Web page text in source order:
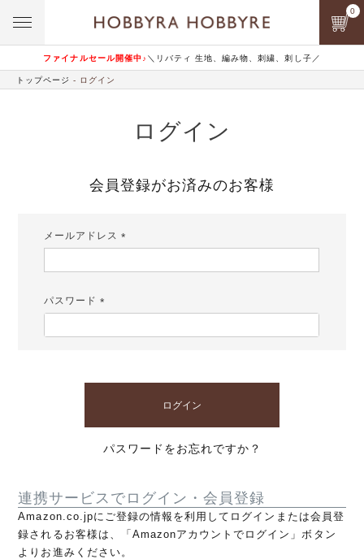
ファイナルセール開催中♪ ＼リバティ 生地、編み物、刺繍、刺し子／
0
トップページ ログイン
ログイン
会員登録がお済みのお客様
メールアドレス
パスワード
ログイン
パスワードをお忘れですか？
連携サービスでログイン・会員登録
Amazon.co.jpにご登録の情報を利用してログインまたは会員登
録されるお客様は、「Amazonアカウントでログイン」ボタン
よりお進みください。